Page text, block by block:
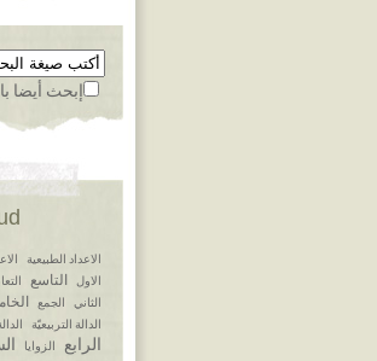
إبحث أيضا
الاعداد الطبيعية
الاول
التاسع
الثاني الجمع
الدالة التربيعيّة
الرابع الزوايا